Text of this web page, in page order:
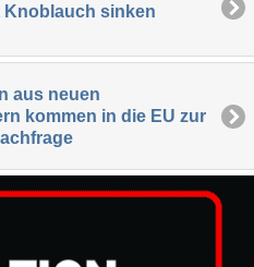
Knoblauch sinken
aus neuen
kommen in die EU zur